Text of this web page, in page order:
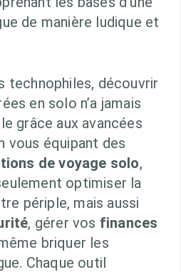
de manière ludique et
technophiles, découvrir
en solo n’a jamais
grâce aux avancées
vous équipant des
de voyage solo,
optimiser la
périple, mais aussi
, gérer vos finances
briquer les
Chaque outil